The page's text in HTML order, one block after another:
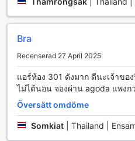
Bekvämlighetsfaciliteter på
som gör din vistelse både
gäster som har behov av att
det en effektiv tvättservice
säkerställer att du alltid ser
på en affärsresa eller en
resorten daglig städning,
hålls i toppskick, så att du
tid i Nan.
Bra
Recenserad 27 April 2025
แอร์ห้อง 301 ดังมาก ดีนะเจ้าขอ
ไม่ได้นอน จองผ่าน agoda แพง
Översätt omdöme
Somkiat Thailand |